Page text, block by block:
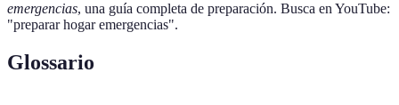
emergencias, una guía completa de preparación. Busca en YouTube:
"preparar hogar emergencias".
Glossario